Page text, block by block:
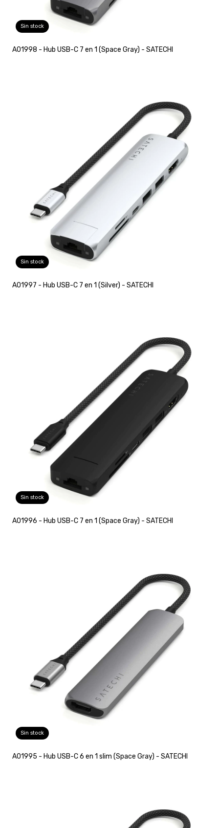
Sin stock
A01998 - Hub USB-C 7 en 1 (Space Gray) - SATECHI
Sin stock
A01997 - Hub USB-C 7 en 1 (Silver) - SATECHI
Sin stock
A01996 - Hub USB-C 7 en 1 (Space Gray) - SATECHI
Sin stock
A01995 - Hub USB-C 6 en 1 slim (Space Gray) - SATECHI